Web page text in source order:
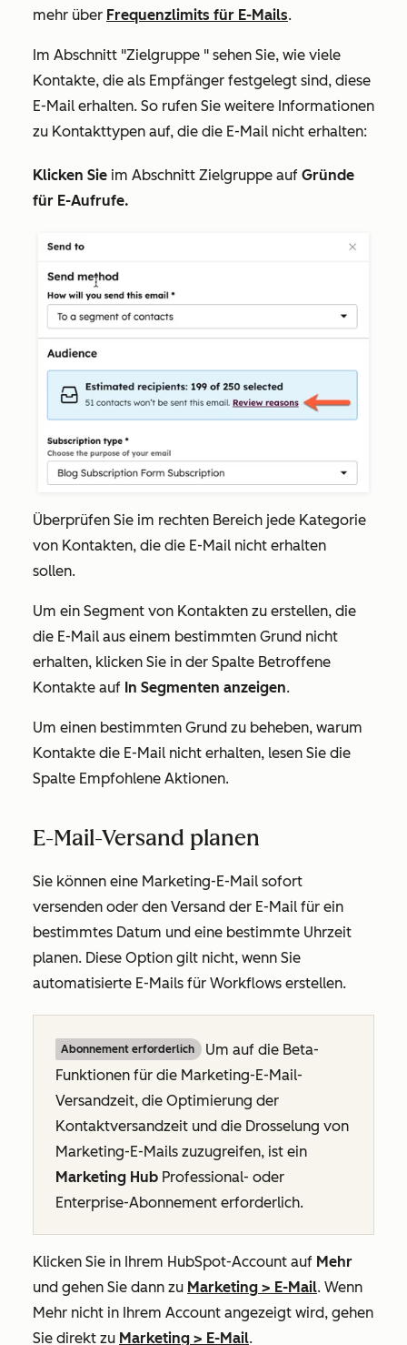
mehr über Frequenzlimits für E-Mails.
Im Abschnitt "Zielgruppe " sehen Sie, wie viele
Kontakte, die als Empfänger festgelegt sind, diese
E-Mail erhalten. So rufen Sie weitere Informationen
zu Kontakttypen auf, die die E-Mail nicht erhalten:
Klicken Sie im Abschnitt Zielgruppe auf Gründe
für E-Aufrufe.
Überprüfen Sie im rechten Bereich jede Kategorie
von Kontakten, die die E-Mail nicht erhalten
sollen.
Um ein Segment von Kontakten zu erstellen, die
die E-Mail aus einem bestimmten Grund nicht
erhalten, klicken Sie in der Spalte Betroffene
Kontakte auf In Segmenten anzeigen.
Um einen bestimmten Grund zu beheben, warum
Kontakte die E-Mail nicht erhalten, lesen Sie die
Spalte Empfohlene Aktionen.
E-Mail-Versand planen
Sie können eine Marketing-E-Mail sofort
versenden oder den Versand der E-Mail für ein
bestimmtes Datum und eine bestimmte Uhrzeit
planen. Diese Option gilt nicht, wenn Sie
automatisierte E-Mails für Workflows erstellen.
Abonnement erforderlich
Um auf die Beta-
Funktionen für die Marketing-E-Mail-
Versandzeit, die Optimierung der
Kontaktversandzeit und die Drosselung von
Marketing-E-Mails zuzugreifen, ist ein
Marketing Hub Professional- oder
Enterprise-Abonnement erforderlich.
Klicken Sie in Ihrem HubSpot-Account auf Mehr
und gehen Sie dann zu Marketing > E-Mail. Wenn
Mehr nicht in Ihrem Account angezeigt wird, gehen
Sie direkt zu Marketing > E-Mail.